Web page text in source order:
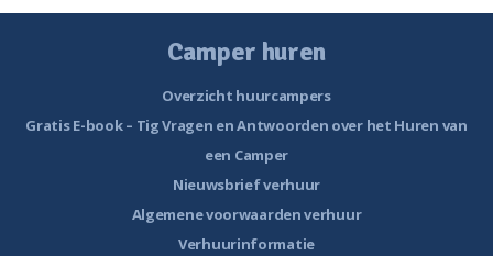
Camper huren
Overzicht huurcampers
Gratis E-book – Tig Vragen en Antwoorden over het Huren van
een Camper
Nieuwsbrief verhuur
Algemene voorwaarden verhuur
Verhuurinformatie